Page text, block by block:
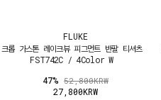
FLUKE
크롭 가스톤 레이크뷰 피그먼트 반팔 티셔츠
FST742C / 4Color W
47% 52,800KRW
27,800KRW